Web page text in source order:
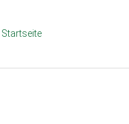
Startseite